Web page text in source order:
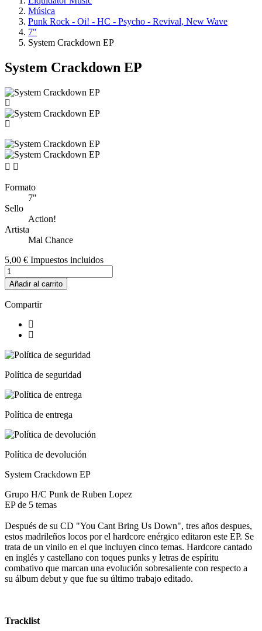
Música
Punk Rock - Oi! - HC - Psycho - Revival, New Wave
7"
System Crackdown EP
System Crackdown EP
 
Formato
7"
Sello
Action!
Artista
Mal Chance
5,00 € Impuestos incluidos
Añadir al carrito
Compartir
Política de seguridad
Política de entrega
Política de devolución
System Crackdown EP
Grupo H/C Punk de Ruben Lopez
EP de 5 temas
Después de su CD "You Cant Bring Us Down", tres años despues,
estos madrileños locos por el hardcore enérgico editaron este EP. Se
trata de un vinilo en el que incluyen cinco temas. Hardcore cantado
en inglés y castellano con toques punks y letras de espíritu
combativo que marcan una evolución sobresaliente con respecto a
su álbum debut y que fue su último trabajo editado.
Tracklist